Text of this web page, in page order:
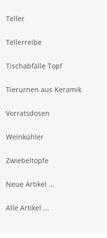
Teller
Tellerreibe
Tischabfälle Topf
Tierurnen aus Keramik
Vorratsdosen
Weinkühler
Zwiebeltöpfe
Neue Artikel ...
Alle Artikel ...